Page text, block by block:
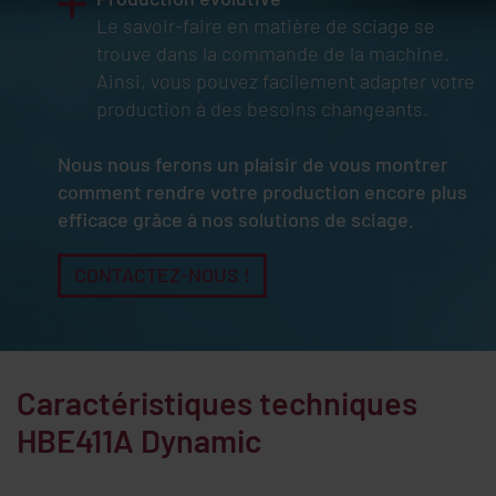
Le savoir-faire en matière de sciage se
trouve dans la commande de la machine.
Ainsi, vous pouvez facilement adapter votre
production à des besoins changeants.
Nous nous ferons un plaisir de vous montrer
comment rendre votre production encore plus
efficace grâce à nos solutions de sciage.
CONTACTEZ-NOUS !
Caractéristiques techniques
HBE411A Dynamic